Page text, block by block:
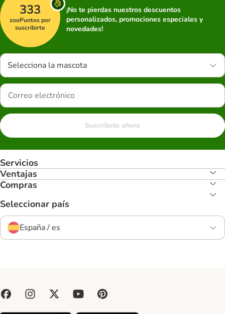
333
zooPuntos por
suscribirte
¡No te pierdas nuestros descuentos
personalizados, promociones especiales y
novedades!
Selecciona la mascota
Suscríbete ahora
Servicios
Ventajas
Compras
Seleccionar país
España / es